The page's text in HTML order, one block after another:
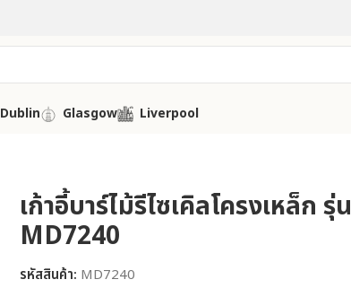
Dublin Glasgow Liverpool
เก้าอี้บาร์ไม้รีไซเคิลโครงเหล็ก รุ่น
MD7240
รหัสสินค้า: MD7240